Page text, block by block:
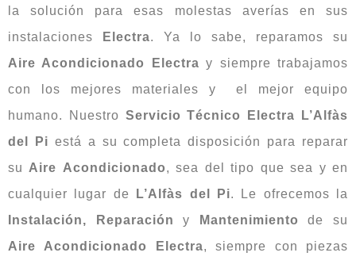
la solución para esas molestas averías en sus
instalaciones
Electra. Ya lo sabe, reparamos su
Aire Acondicionado Electra y siempre trabajamos
con los mejores materiales y el mejor equipo
humano. Nuestro Servicio Técnico Electra L’Alfàs
del Pi está a su completa disposición para reparar
su Aire Acondicionado, sea del tipo que sea y en
cualquier lugar de
L’Alfàs del Pi. Le ofrecemos la
Instalación, Reparación y Mantenimiento
de su
Aire
Acondicionado Electra, siempre con piezas